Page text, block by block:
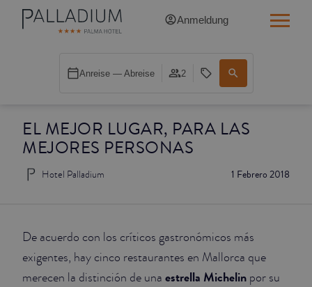
EL MEJOR LUGAR, PARA LAS
MEJORES PERSONAS
1 Febrero 2018
Hotel Palladium
De acuerdo con los críticos gastronómicos más
exigentes, hay cinco restaurantes en Mallorca que
merecen la distinción de una estrella Michelin por su
Anmeldung
Anreise — Abreise 2
SINGLE BALCONY CATHEDRAL
DOUBLE WHITE
DOUBLE INN CATHEDRAL